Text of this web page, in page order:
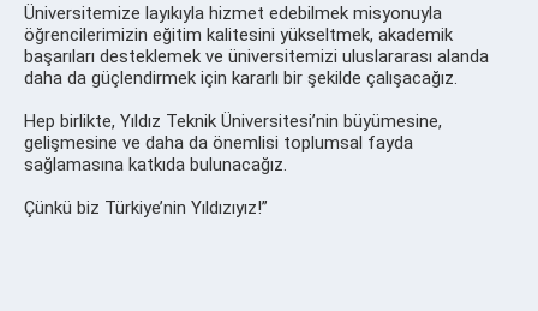
Üniversitemize layıkıyla hizmet edebilmek misyonuyla
öğrencilerimizin eğitim kalitesini yükseltmek, akademik
başarıları desteklemek ve üniversitemizi uluslararası alanda
daha da güçlendirmek için kararlı bir şekilde çalışacağız.
Hep birlikte, Yıldız Teknik Üniversitesi’nin büyümesine,
gelişmesine ve daha da önemlisi toplumsal fayda
sağlamasına katkıda bulunacağız.
Çünkü biz Türkiye’nin Yıldızıyız!”